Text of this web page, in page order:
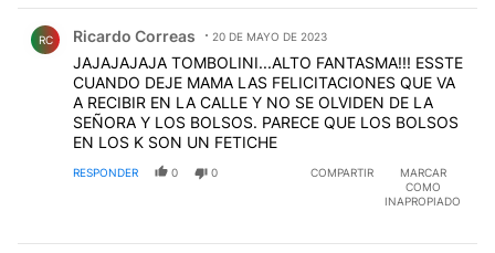
RC Ricardo Correas 20 DE MAYO DE 2023
JAJAJAJAJA TOMBOLINI...ALTO FANTASMA!!! ESSTE
CUANDO DEJE MAMA LAS FELICITACIONES QUE VA
A RECIBIR EN LA CALLE Y NO SE OLVIDEN DE LA
SEÑORA Y LOS BOLSOS. PARECE QUE LOS BOLSOS
EN LOS K SON UN FETICHE
RESPONDER 0 0 COMPARTIR
MARCAR
COMO
INAPROPIADO